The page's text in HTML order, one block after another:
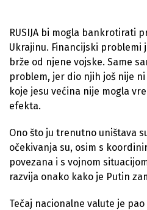
RUSIJA bi mogla bankrotirati
Ukrajinu. Financijski problemi
brže od njene vojske. Same
problem, jer dio njih još nije
koje jesu većina nije mogla
efekta.
Ono što ju trenutno uništava
očekivanja su, osim s
povezana i s vojnom
razvija onako kako je Putin
Tečaj nacionalne valute je